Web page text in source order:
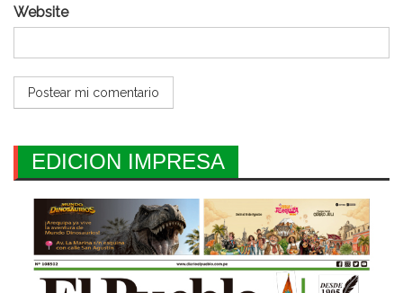
Website
EDICION IMPRESA